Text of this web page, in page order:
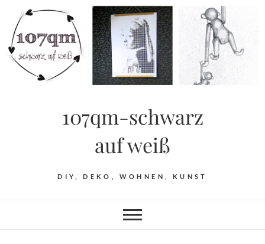
content
107qm-schwarz
auf weiß
DIY, DEKO, WOHNEN, KUNST